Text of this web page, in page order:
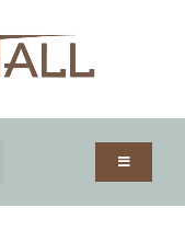
Toggle